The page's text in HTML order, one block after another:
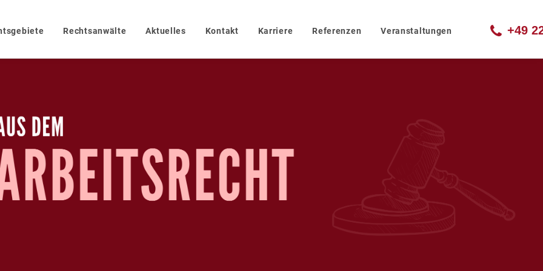
Rechtsanwälte Aktuelles Kontakt Karriere Referenzen Veranstaltungen +49